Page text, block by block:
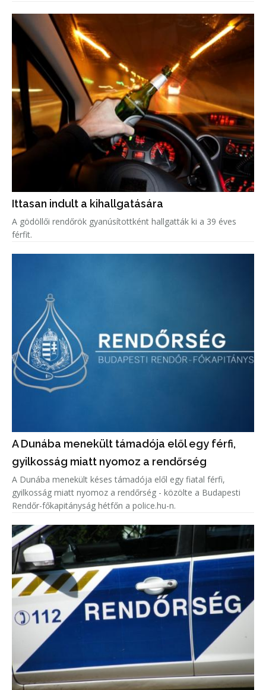
Ittasan indult a kihallgatására
A gödöllői rendőrök gyanúsítottként hallgatták ki a 39 éves
férfit.
A Dunába menekült támadója elől egy férfi,
gyilkosság miatt nyomoz a rendőrség
A Dunába menekült késes támadója elől egy fiatal férfi,
gyilkosság miatt nyomoz a rendőrség - közölte a Budapesti
Rendőr-főkapitányság hétfőn a police.hu-n.